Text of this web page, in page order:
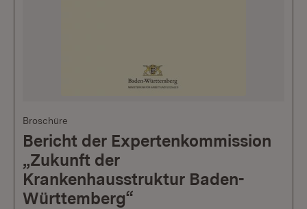
Broschüre
Bericht der Expertenkommission
„Zukunft der
Krankenhausstruktur Baden-
Württemberg“